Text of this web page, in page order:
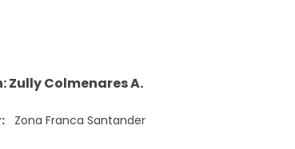
Zully Colmenares A.
Zona Franca Santander